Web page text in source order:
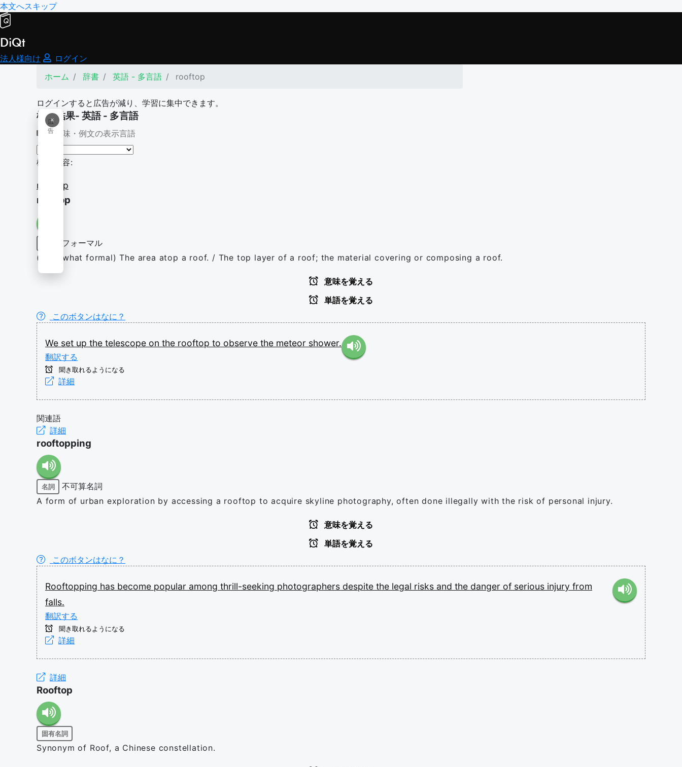
本文へスキップ
DiQt
法人様向け
ログイン
ホーム
辞書 英語 - 多言語 rooftop
ログインすると広告が減り、学習に集中できます。
×
広
告
検索結果- 英語 - 多言語
意味・例文の表示言語
検索内容:
rooftop
rooftop
フォーマル
(somewhat formal) The area atop a roof. / The top layer of a roof; the material covering or composing a roof.
意味を覚える
単語を覚える
このボタンはなに？
We set up the telescope on the rooftop to observe the meteor shower.
翻訳する
聞き取れるようになる
詳細
関連語
詳細
rooftopping
名詞
不可算名詞
A form of urban exploration by accessing a rooftop to acquire skyline photography, often done illegally with the risk of personal injury.
意味を覚える
単語を覚える
このボタンはなに？
Rooftopping has become popular among thrill-seeking photographers despite the legal risks and the danger of serious injury from
falls.
翻訳する
聞き取れるようになる
詳細
詳細
Rooftop
固有名詞
Synonym of Roof, a Chinese constellation.